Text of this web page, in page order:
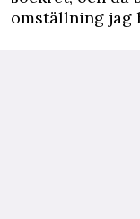
omställning jag